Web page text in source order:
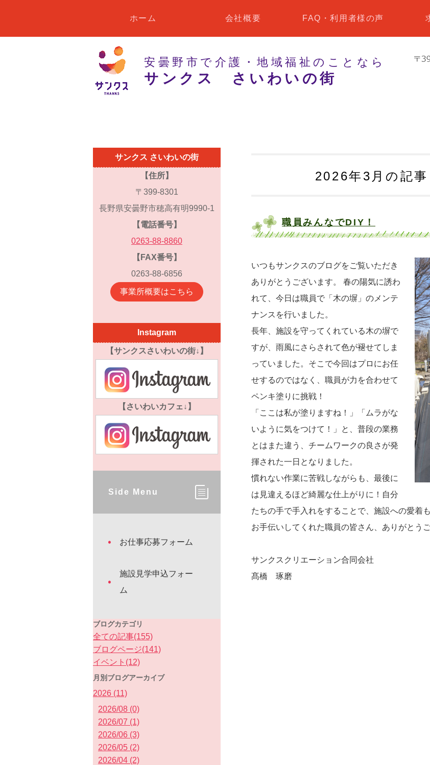
安曇野市で介護・地域福祉のことなら
サンクス さいわいの街
ホーム 会社概要 FAQ・利用者様の声
2026年3月の記
職員みんなでDIY！
いつもサンクスのブログをご覧いただき
ありがとうございます。 春の陽気に誘わ
れて、今日は職員で「木の塀」のメンテ
ナンスを行いました。
長年、施設を守ってくれている木の塀で
すが、雨風にさらされて色が褪せてしま
っていました。そこで今回はプロにお任
せするのではなく、職員が力を合わせて
ペンキ塗りに挑戦！
「ここは私が塗りますね！」「ムラがな
いように気をつけて！」と、普段の業務
とはまた違う、チームワークの良さが発
揮された一日となりました。
慣れない作業に苦戦しながらも、最後に
は見違えるほど綺麗な仕上がりに！自分
たちの手で手入れをすることで、施設への愛着
お手伝いしてくれた職員の皆さん、ありがとう
サンクスクリエーション合同会社
髙橋 琢磨
サンクス さいわいの街
【住所】
〒399-8301
長野県安曇野市穂高有明9990-1
【電話番号】
0263-88-8860
【FAX番号】
0263-88-6856
事業所概要はこちら
Instagram
【サンクスさいわいの街↓】
【さいわいカフェ↓】
Side Menu
お仕事応募フォーム
施設見学申込フォー
ム
ブログカテゴリ
全ての記事(155)
ブログページ(141)
イベント(12)
月別ブログアーカイブ
2026 (11)
2026/08 (0)
2026/07 (1)
2026/06 (3)
2026/05 (2)
2026/04 (2)